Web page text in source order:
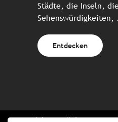
Städte, die Inseln,
Sehenswürdigkeiten,
Entdecken
Website erstellt in